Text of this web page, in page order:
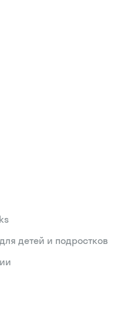
детей и подростков